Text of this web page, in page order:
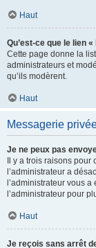
Haut
Qu’est-ce que le lien
Cette page donne la
administrateurs et
qu’ils modèrent.
Haut
Messagerie
Je ne peux pas
Il y a trois raisons pour
l’administrateur a
l’administrateur vous a
l’administrateur pour
Haut
Je reçois sans arrêt